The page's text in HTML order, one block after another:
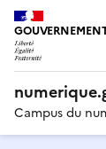
Campus du